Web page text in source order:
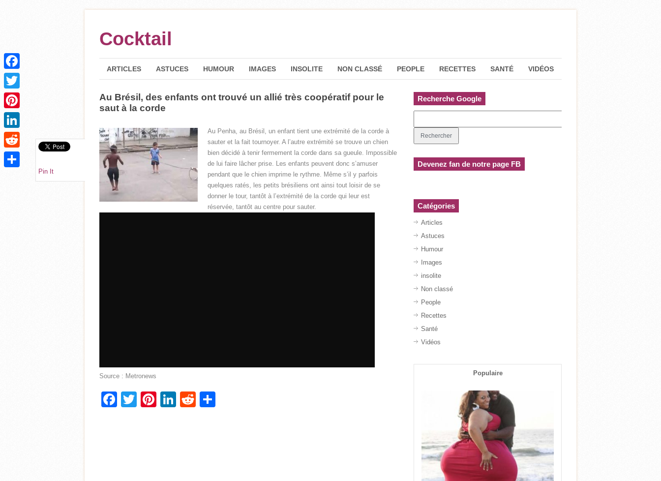
Cocktail
ARTICLES ASTUCES HUMOUR IMAGES INSOLITE NON CLASSÉ PEOPLE RECETTES SANTÉ VIDÉOS
Au Brésil, des enfants ont trouvé un allié très coopératif pour le
saut à la corde
Au Penha, au Brésil, un enfant tient une extrémité de la corde à
sauter et la fait tournoyer. A l’autre extrémité se trouve un chien
bien décidé à tenir fermement la corde dans sa gueule. Impossible
de lui faire lâcher prise. Les enfants peuvent donc s’amuser
pendant que le chien imprime le rythme. Même s’il y parfois
quelques ratés, les petits brésiliens ont ainsi tout loisir de se
donner le tour, tantôt à l’extrémité de la corde qui leur est
réservée, tantôt au centre pour sauter.
Source : Metronews
Facebook
TwitterPinterest
LinkedIn
Reddit
Pin It
Recherche Google
Devenez fan de notre page FB
Catégories
Articles
Astuces
Humour
Images
insolite
Non classé
People
Recettes
Santé
Vidéos
Populaire
Facebook
Twitter
Pinterest
LinkedIn
Reddit